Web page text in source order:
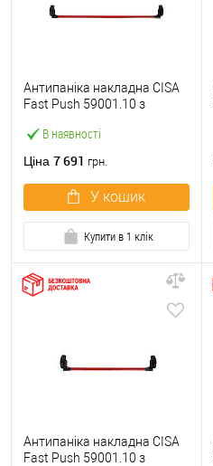
В наявності
Антипаніка накладна CISA
Fast Push 59001.10 з
мм червона
Ціна 7 691 грн.
У кошик
Купити в 1 клік
Антипаніка накладна CISA
Fast Push 59001.10 з